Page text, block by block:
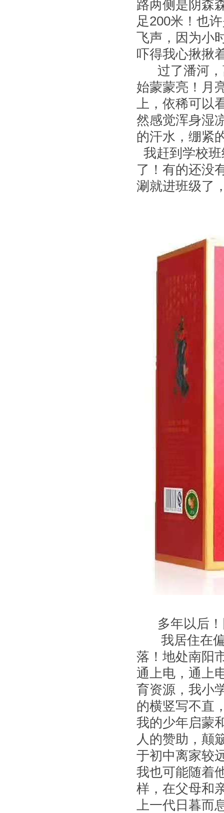
路两侧是阴森
足200米！也
飞声，因为小
吓得我心揪揪
过了潘河，
始蒙蒙亮！月
上，依稀可以
然感觉浑身湿
的汗水，绷紧
我赶到学校
了！有的还没
涮就进班级了
多年以后！
我居住在偏
落！地处南阳
通上电，通上
育资源，我小
的横竖写不直
我的少年启蒙
人的赞助，颠
于初中离家较
我也可能随着
样，在父母和
上一代日暮而